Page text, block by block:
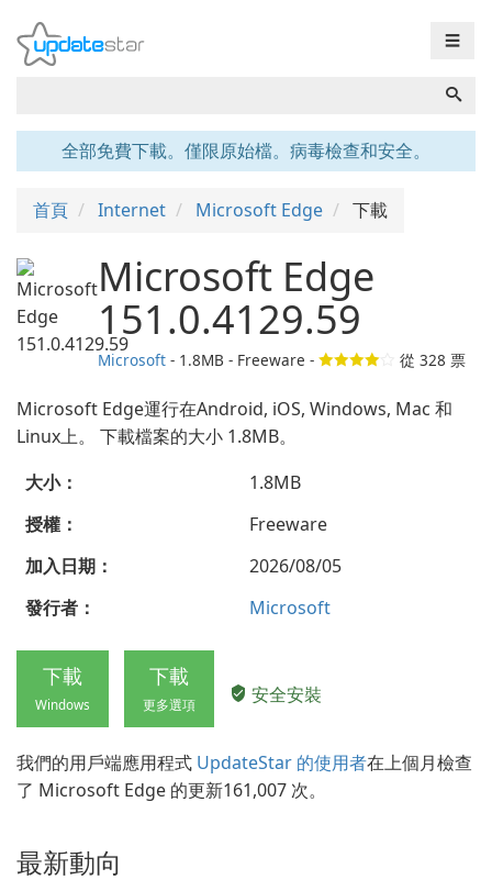
☰
全部免費下載。僅限原始檔。病毒檢查和安全。
首頁 Internet Microsoft Edge 下載
Microsoft Edge
151.0.4129.59
Microsoft - 1.8MB - Freeware - 從 328 票
Microsoft Edge運行在Android, iOS, Windows, Mac 和
Linux上。 下載檔案的大小 1.8MB。
大小：
1.8MB
授權：
Freeware
加入日期：
2026/08/05
發行者：
Microsoft
下載
Windows
下載
更多選項 安全安裝
我們的用戶端應用程式 UpdateStar 的使用者在上個月檢查
了 Microsoft Edge 的更新161,007 次。
最新動向